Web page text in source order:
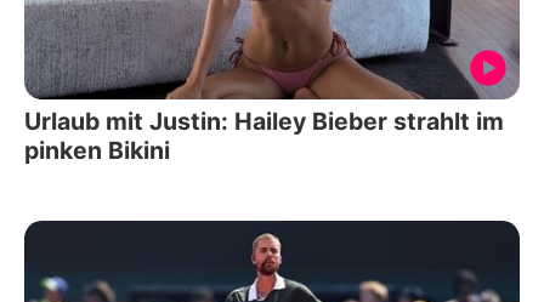
Urlaub mit Justin: Hailey Bieber strahlt im
pinken Bikini